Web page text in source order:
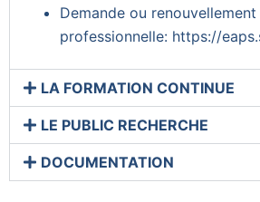
Demande ou
professionnelle: https://
LA FORMATION CONTINUE
LE PUBLIC RECHERCHE
DOCUMENTATION